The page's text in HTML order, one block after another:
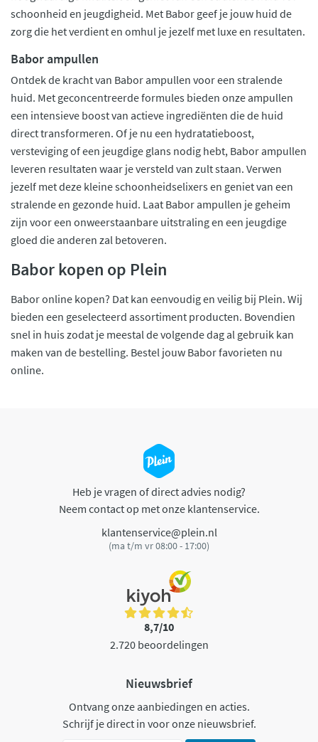
schoonheid en jeugdigheid. Met Babor geef je jouw huid de
zorg die het verdient en omhul je jezelf met luxe en resultaten.
Babor ampullen
Ontdek de kracht van Babor ampullen voor een stralende
huid. Met geconcentreerde formules bieden onze ampullen
een intensieve boost van actieve ingrediënten die de huid
direct transformeren. Of je nu een hydratatieboost,
versteviging of een jeugdige glans nodig hebt, Babor ampullen
leveren resultaten waar je versteld van zult staan. Verwen
jezelf met deze kleine schoonheidselixers en geniet van een
stralende en gezonde huid. Laat Babor ampullen je geheim
zijn voor een onweerstaanbare uitstraling en een jeugdige
gloed die anderen zal betoveren.
Babor kopen op Plein
Babor online kopen? Dat kan eenvoudig en veilig bij Plein. Wij
bieden een geselecteerd assortiment producten. Bovendien
snel in huis zodat je meestal de volgende dag al gebruik kan
maken van de bestelling. Bestel jouw Babor favorieten nu
online.
Heb je vragen of direct advies nodig?
Neem contact op met onze klantenservice.
klantenservice@plein.nl
(ma t/m vr 08:00 - 17:00)
8,7/10
2.720 beoordelingen
Nieuwsbrief
Ontvang onze aanbiedingen en acties.
Schrijf je direct in voor onze nieuwsbrief.